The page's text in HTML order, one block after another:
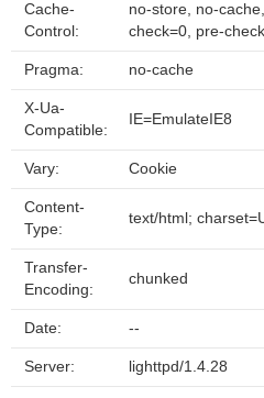
Cache-
Control:
no-store, no-
check=0, pre-
Pragma: no-cache
X-Ua-
Compatible:
IE=EmulateIE8
Vary: Cookie
Content-
Type:
text/html;
Transfer-
Encoding:
chunked
Date: --
Server: lighttpd/1.4.28